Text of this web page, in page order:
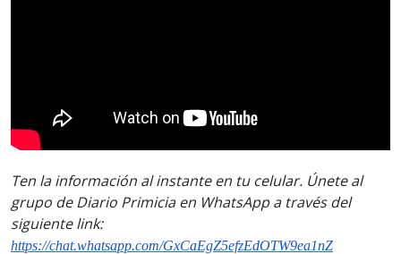
Ten la información al instante en tu celular. Únete al
grupo de Diario Primicia en WhatsApp a través del
siguiente link:
https://chat.whatsapp.com/GxCaEgZ5efzEdOTW9ea1nZ